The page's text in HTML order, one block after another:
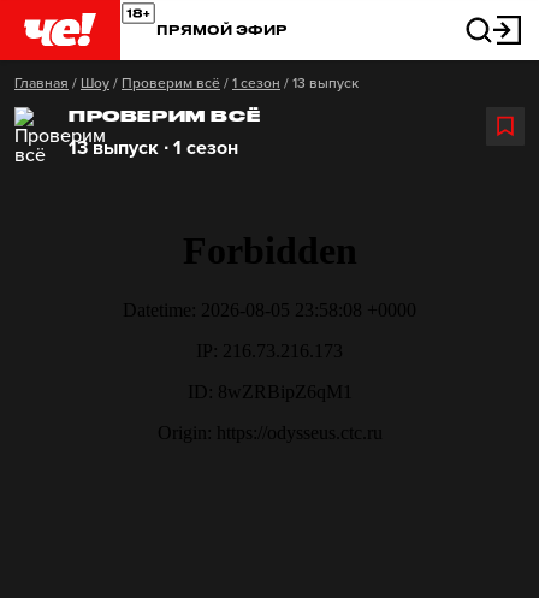
ПРЯМОЙ ЭФИР
Главная / Шоу / Проверим всё / 1 сезон / 13 выпуск
ПРОВЕРИМ ВСЁ
13 выпуск ∙ 1 сезон